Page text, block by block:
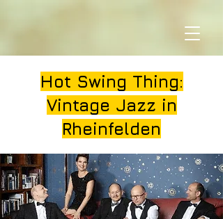
Hot Swing Thing:
Vintage Jazz in
Rheinfelden